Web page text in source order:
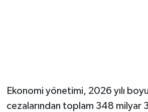
Ekonomi yönetimi, 2026 yılı
cezalarından toplam 348 milyar